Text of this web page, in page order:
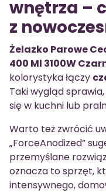
wnętrza –
z
Żelazko Parowe
400 Ml 3100W
kolorystyka łączy
Taki wygląd
się w kuchni lub
Warto też zwrócić
„ForceAnodized”
przemyślane
oznacza to sprzęt,
intensywnego,